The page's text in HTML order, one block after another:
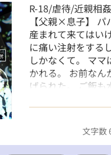
R-18/虐待/近親相
【父親×息子】
産まれて来てはい
に痛い注射をする
しかなくて。 マ
かれる。 お前なん
げられた。 ご飯も
でも良いって、思
ら、何で僕のこと
産まないでくれた
あります故、高
文字数